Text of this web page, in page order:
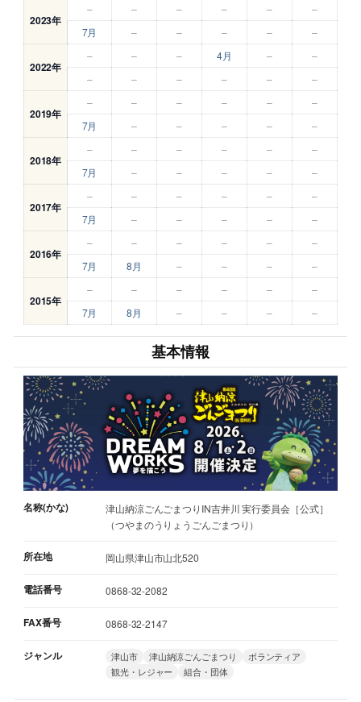
2023年
– – – – –
–
7月
– – – – –
2022年
– – – 4月 –
–
–
– – – – –
2019年
– – – – –
–
7月
– – – – –
2018年
– – – – –
–
7月
– – – – –
2017年
– – – – –
–
7月
– – – – –
2016年
– – – – –
–
7月
8月 – – – –
2015年
– – – – –
–
7月
8月 – – – –
基本情報
名称(かな)
津山納涼ごんごまつりIN吉井川 実行委員会［公式］
（つやまのうりょうごんごまつり）
所在地 岡山県津山市山北520
電話番号 0868-32-2082
FAX番号 0868-32-2147
ジャンル 津山市 津山納涼ごんごまつり
ボランティア
観光・レジャー
組合・団体